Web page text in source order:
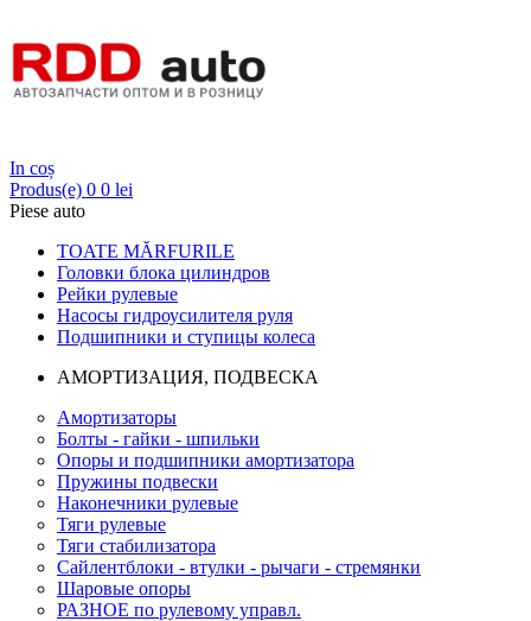
In coș
Produs(e) 0 0 lei
Piese auto
TOATE MĂRFURILE
Головки блока цилиндров
Рейки рулевые
Насосы гидроусилителя руля
Подшипники и ступицы колеса
АМОРТИЗАЦИЯ, ПОДВЕСКА
Амортизаторы
Болты - гайки - шпильки
Опоры и подшипники амортизатора
Пружины подвески
Наконечники рулевые
Тяги рулевые
Тяги стабилизатора
Сайлентблоки - втулки - рычаги - стремянки
Шаровые опоры
РАЗНОЕ по рулевому управл.